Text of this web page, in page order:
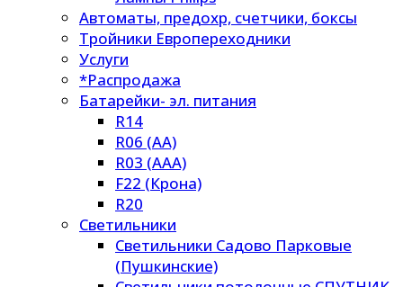
Автоматы, предохр, счетчики, боксы
Тройники Европереходники
Услуги
*Распродажа
Батарейки- эл. питания
R14
R06 (AA)
R03 (AAA)
F22 (Крона)
R20
Светильники
Светильники Садово Парковые
(Пушкинские)